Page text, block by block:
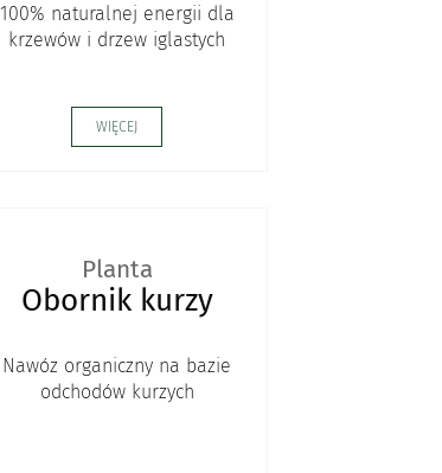
100% naturalnej energii dla
krzewów i drzew iglastych
WIĘCEJ
Planta
Obornik kurzy
Nawóz organiczny na bazie
odchodów kurzych